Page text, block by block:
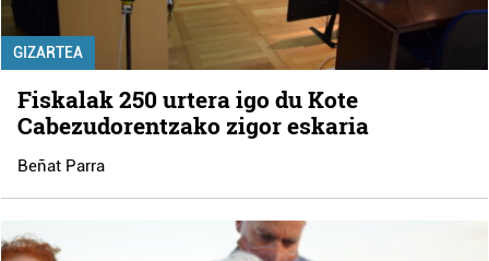
GIZARTEA
Fiskalak 250 urtera igo du Kote
Cabezudorentzako zigor eskaria
Beñat Parra